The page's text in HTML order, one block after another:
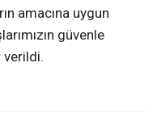
amacına uygun
güvenle
verildi.